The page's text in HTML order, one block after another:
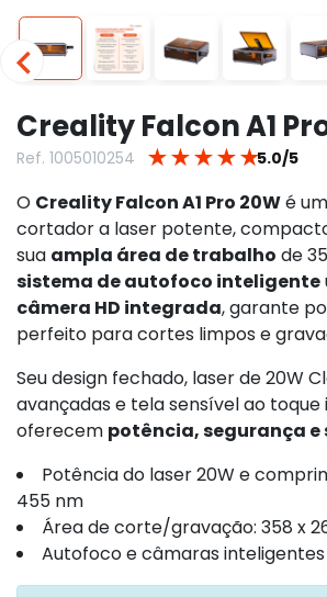
Creality Falcon A1
Ref. 1005010254 ★ ★ ★ ★ ★5.0/5
O Creality Falcon A1 Pro 20Wé
cortador a laser potente,
sua ampla área de trabalho de
sistema de autofoco inteligente
câmera HD integrada, garante
perfeito para cortes limpos e
Seu design fechado, laser de 20W
avançadas e tela sensível ao toque
oferecem potência, segurança
Potência do laser 20W e
455 nm
Área de corte/gravação: 358 x
Autofoco e câmaras inteligentes